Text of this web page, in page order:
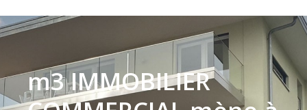
m3 IMMOBILIER